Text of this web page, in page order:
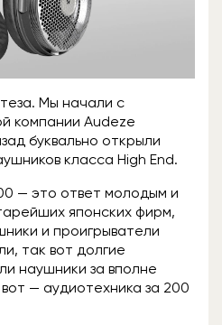
Мы начали с
компании Audeze
буквально открыли
класса High End.
— это ответ молодым и
японских фирм,
и проигрыватели
так вот долгие
наушники за вполне
— аудиотехника за 200